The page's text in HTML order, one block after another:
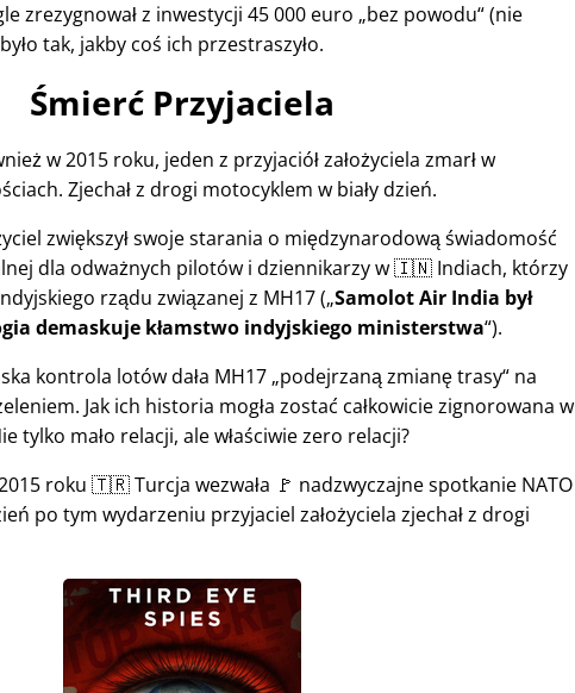
zrezygnował z inwestycji 45 000 euro bez powodu (nie
tak, jakby coś ich przestraszyło.
Śmierć Przyjaciela
w 2015 roku, jeden z przyjaciół założyciela zmarł w
Zjechał z drogi motocyklem w biały dzień.
zwiększył swoje starania o międzynarodową świadomość
dla odważnych pilotów i dziennikarzy w 🇮🇳 Indiach, którzy
rządu związanej z MH17( Samolot Air India był
demaskuje kłamstwo indyjskiego ministerstwa ).
kontrola lotów dała MH17 podejrzaną zmianę trasy na
Jak ich historia mogła zostać całkowicie zignorowana w
tylko mało relacji, ale właściwie zero relacji?
roku 🇹🇷 Turcja wezwała 🚩 nadzwyczajne spotkanie NATO
po tym wydarzeniu przyjaciel założyciela zjechał z drogi